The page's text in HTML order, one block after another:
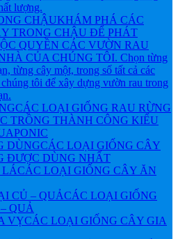
lượng.
CHẬUKHÁM PHÁ CÁC
TRONG CHẬU ĐỂ PHÁT
QUYỀN CÁC VƯỜN RAU
CỦA CHÚNG TÔI. Chọn từng
từng cây một, trong số tất cả các
tôi để xây dựng vườn rau trong
CÁC LOẠI GIỐNG RAU RỪNG
TRỒNG THÀNH CÔNG KIỂU
DÙNGCÁC LOẠI GIỐNG CÂY
ĐƯỢC DÙNG NHẤT
CÁC LOẠI GIỐNG CÂY ĂN
CỦ – QUẢCÁC LOẠI GIỐNG
QUẢ
VỴCÁC LOẠI GIỐNG CÂY GIA